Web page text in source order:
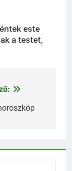
este
a testet,